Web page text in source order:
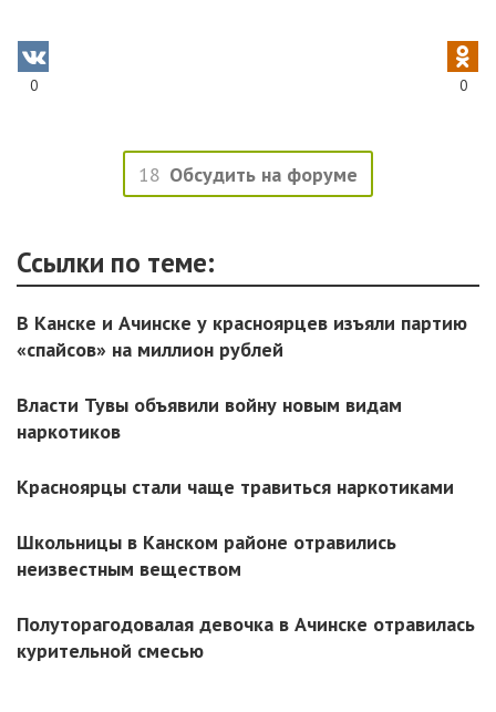
0 0
18 Обсудить на форуме
Ссылки по теме:
В Канске и Ачинске у красноярцев изъяли партию
«спайсов» на миллион рублей
Власти Тувы объявили войну новым видам
наркотиков
Красноярцы стали чаще травиться наркотиками
Школьницы в Канском районе отравились
неизвестным веществом
Полуторагодовалая девочка в Ачинске отравилась
курительной смесью